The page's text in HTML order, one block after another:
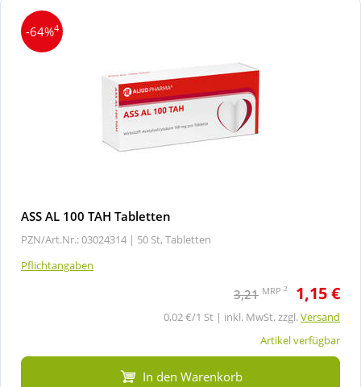
-64%4
ASS AL 100 TAH Tabletten
PZN/Art.Nr.: 03024314 | 50 St, Tabletten
Pflichtangaben
3,21 MRP 2 1,15 €
0,02 €/1 St | inkl. MwSt. zzgl.Versand
Artikel verfügbar
In den Warenkorb